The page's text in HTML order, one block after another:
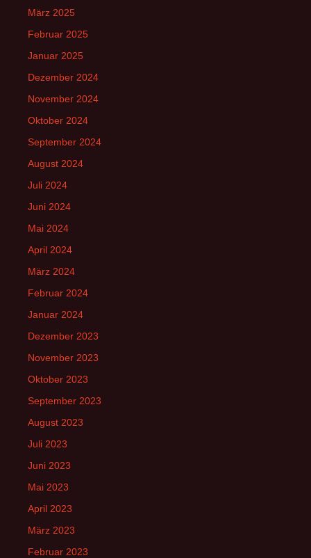
März 2025
Februar 2025
Januar 2025
Dezember 2024
November 2024
Oktober 2024
September 2024
August 2024
Juli 2024
Juni 2024
Mai 2024
April 2024
März 2024
Februar 2024
Januar 2024
Dezember 2023
November 2023
Oktober 2023
September 2023
August 2023
Juli 2023
Juni 2023
Mai 2023
April 2023
März 2023
Februar 2023